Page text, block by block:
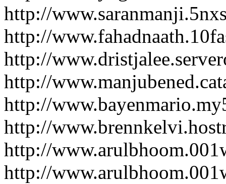
http://
http://
http://
http://
http://
http://
http://
http://